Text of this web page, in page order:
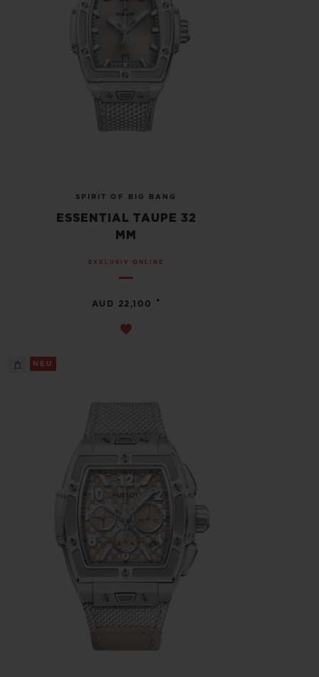
SPIRIT OF BIG BANG
ESSENTIAL TAUPE 32
MM
EXKLUSIV ONLINE
AUD 22,100 •
NEU